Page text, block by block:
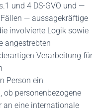
und 4 DS-GVO und —
— aussagekräftige
involvierte Logik sowie
angestrebten
Verarbeitung für
Person ein
ob personenbezogene
an eine internationale